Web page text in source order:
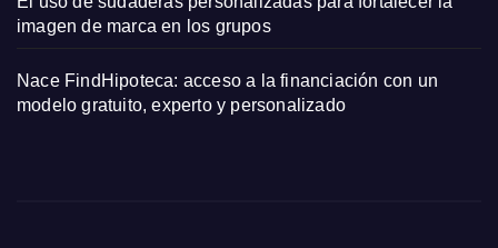
imagen de marca en los grupos
Nace FindHipoteca: acceso a la financiación con un
modelo gratuito, experto y personalizado